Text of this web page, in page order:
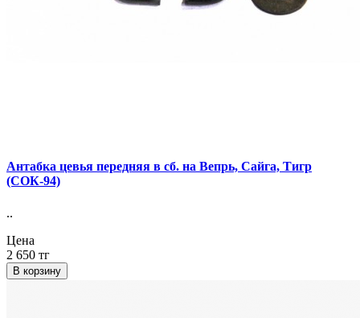
Антабка цевья передняя в сб. на Вепрь, Сайга, Тигр
(СОК-94)
..
Цена
2 650 тг
В корзину